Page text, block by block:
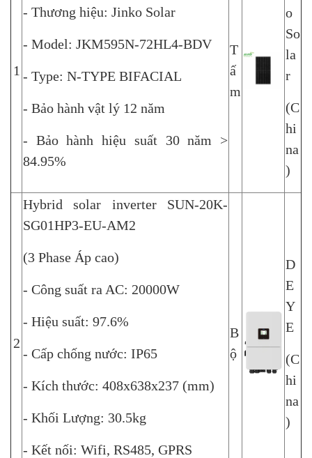
1
- Thương hiệu: Jinko Solar
- Model: JKM595N-72HL4-BDV
- Type: N-TYPE BIFACIAL
- Bảo hành vật lý 12 năm
- Bảo hành hiệu suất 30 năm >
84.95%
T
ấ
m
o
So
la
r
(C
hi
na
)
2
Hybrid solar inverter SUN-20K-
SG01HP3-EU-AM2
(3 Phase Áp cao)
- Công suất ra AC: 20000W
- Hiệu suất: 97.6%
- Cấp chống nước: IP65
- Kích thước: 408x638x237 (mm)
- Khối Lượng: 30.5kg
- Kết nối: Wifi, RS485, GPRS
B
ộ
D
E
Y
E
(C
hi
na
)